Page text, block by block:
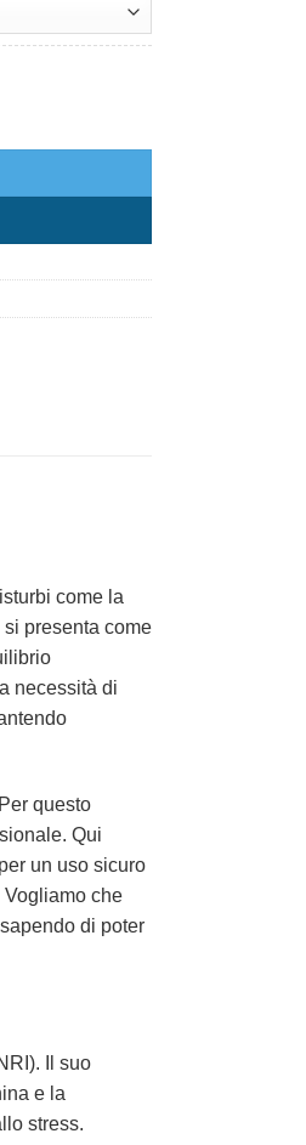
come la
presenta come
necessità di
questo
Qui
un uso sicuro
che
di poter
Il suo
e la
stress.